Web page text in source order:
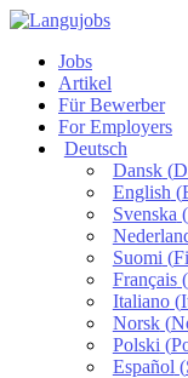
Jobs
Artikel
Für Bewerber
For Employers
Deutsch
Dansk(
English (
Svenska (
Suomi (
Français(
Italiano(
Norsk(
Polski (
Español (